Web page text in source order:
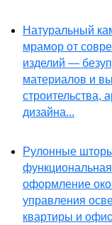
Натуральный
мрамор от
изделий —
материалов и
строительства,
дизайна...
Рулонные
оформление
управления
квартиры и